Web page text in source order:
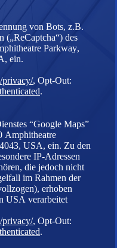
von Bots, z.B.
(„ReCaptcha“) des
Parkway,
ein.
privacy/, Opt-Out:
.
“Google Maps”
Amphitheatre
USA, ein. Zu den
IP-Adressen
die jedoch nicht
im Rahmen der
erhoben
USA verarbeitet
privacy/, Opt-Out:
.